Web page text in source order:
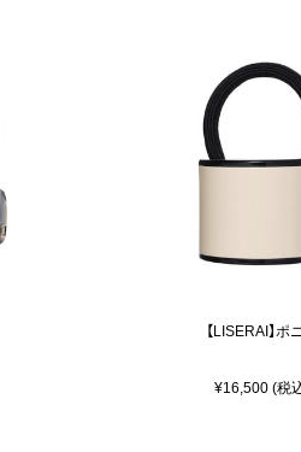
【LISERAI】ポ
¥16,500 (税